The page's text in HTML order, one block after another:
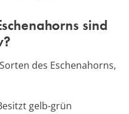
sind
des Eschenahorns,
gelb-grün